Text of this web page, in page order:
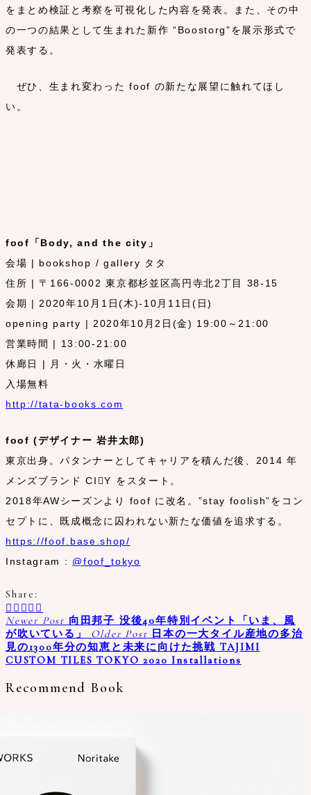
をまとめ検証と考察を可視化した内容を発表。また、その中
の一つの結果として生まれた新作 “Boostorg”を展示形式で
発表する。
ぜひ、生まれ変わった foof の新たな展望に触れてほし
い。
foof「Body, and the city」
会場 | bookshop / gallery タタ
住所 | 〒166-0002 東京都杉並区高円寺北2丁目 38-15
会期 | 2020年10月1日(木)-10月11日(日)
opening party | 2020年10月2日(金) 19:00～21:00
営業時間 | 13:00-21:00
休廊日 | 月・火・水曜日
入場無料
http://tata-books.com
foof (デザイナー 岩井太郎)
東京出身。パタンナーとしてキャリアを積んだ後、2014 年
メンズブランド CI􏰀Y をスタート。
2018年AWシーズンより foof に改名。”stay foolish”をコン
セプトに、既成概念に囚われない新たな価値を追求する。
https://foof.base.shop/
Instagram : @foof_tokyo
Share:
Newer Post 向田邦子 没後40年特別イベント「いま、風
が吹いている」 Older Post 日本の一大タイル産地の多治
見の1300年分の知恵と未来に向けた挑戦 TAJIMI
CUSTOM TILES TOKYO 2020 Installations
Recommend Book